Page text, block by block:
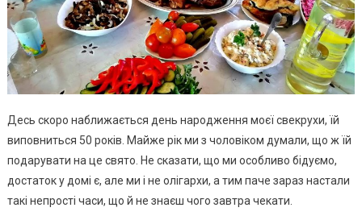
Десь скоро наближається день народження моєї свекрухи, їй
виповниться 50 років. Майже рік ми з чоловіком думали, що ж їй
подарувати на це свято. Не сказати, що ми особливо бідуємо,
достаток у домі є, але ми і не олігархи, а тим паче зараз настали
такі непрості часи, що й не знаєш чого завтра чекати.